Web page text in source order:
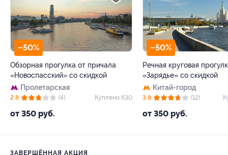
–50%
Обзорная прогулка от причала
«Новоспасский» со скидкой
Пролетарская
от 350 руб.
2.8 (4) Куплено 630
–50%
Речная круговая
«Зарядье» со скидкой
Китай-город
от 350 руб.
3.8 (12)
ЗАВЕРШЁННАЯ АКЦИЯ